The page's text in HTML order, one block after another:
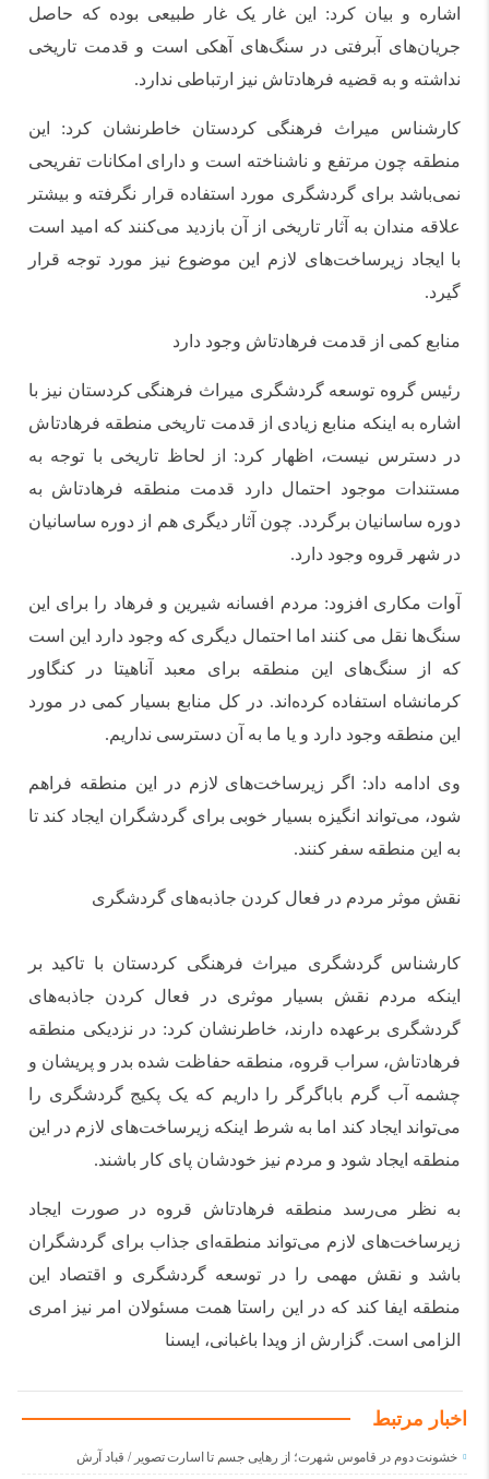
اشاره و بیان کرد: این غار یک غار طبیعی بوده که حاصل
جریان‌های آبرفتی در سنگ‌های آهکی است و قدمت تاریخی
نداشته و به قضیه فرهادتاش نیز ارتباطی ندارد.
کارشناس میراث فرهنگی کردستان خاطرنشان کرد: این
منطقه چون مرتفع و ناشناخته است و دارای امکانات تفریحی
نمی‌‌‌باشد برای گردشگری مورد استفاده قرار نگرفته و بیشتر
علاقه مندان به آثار تاریخی از آن بازدید می‌کنند که امید است
با ایجاد زیرساخت‌های لازم این موضوع نیز مورد توجه قرار
گیرد.
منابع کمی از قدمت فرهادتاش وجود دارد
رئیس گروه توسعه گردشگری میراث فرهنگی کردستان نیز با
اشاره به اینکه منابع زیادی از قدمت تاریخی منطقه فرهادتاش
در دسترس نیست، اظهار کرد: از لحاظ تاریخی با توجه به
مستندات موجود احتمال دارد قدمت منطقه فرهادتاش به
دوره ساسانیان برگردد. چون آثار دیگری هم از دوره ساسانیان
در شهر قروه وجود دارد.
آوات مکاری افزود: مردم افسانه‌ شیرین و فرهاد را برای این
سنگ‌ها نقل می کنند اما احتمال دیگری که وجود دارد این است
که از سنگ‌های این منطقه برای معبد آناهیتا در کنگاور
کرمانشاه استفاده کرده‌اند. در کل منابع بسیار کمی در مورد
این منطقه وجود دارد و یا ما به آن دسترسی نداریم.
وی ادامه داد: اگر زیرساخت‌های لازم در این منطقه فراهم
شود، می‌تواند انگیزه بسیار خوبی برای گردشگران ایجاد کند تا
به این منطقه سفر کنند.
نقش موثر مردم در فعال کردن جاذبه‌های گردشگری
کارشناس گردشگری میراث فرهنگی کردستان با تاکید بر
اینکه مردم نقش بسیار موثری در فعال کردن جاذبه‌های
گردشگری برعهده دارند، خاطرنشان کرد: در نزدیکی منطقه
فرهادتاش، سراب قروه، منطقه حفاظت شده بدر و پریشان و
چشمه آب گرم باباگرگر را داریم که یک پکیج گردشگری را
می‌تواند ایجاد کند اما به شرط اینکه زیرساخت‌های لازم در این
منطقه ایجاد شود و مردم نیز خودشان پای کار باشند.
به نظر می‌رسد منطقه فرهادتاش قروه در صورت ایجاد
زیرساخت‌های لازم می‌تواند منطقه‌ای جذاب برای گردشگران
باشد و نقش مهمی را در توسعه گردشگری و اقتصاد این
منطقه ایفا کند که در این راستا همت مسئولان امر نیز امری
الزامی است. گزارش از ویدا باغبانی، ایسنا
اخبار مرتبط
خشونت دوم در قاموس شهرت؛ از رهایی جسم تا اسارت تصویر / قباد آرش